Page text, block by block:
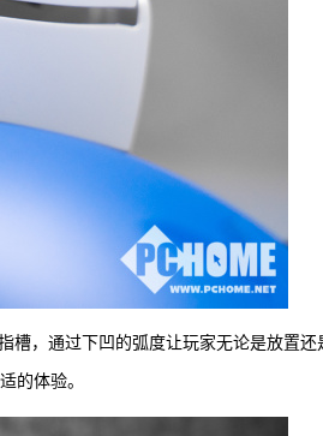
槽，通过下凹的弧度让玩家无论是放置还
的体验。